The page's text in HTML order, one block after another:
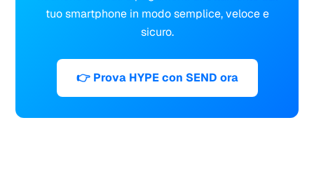
tuo smartphone in modo semplice, veloce e
sicuro.
👉 Prova HYPE con SEND ora